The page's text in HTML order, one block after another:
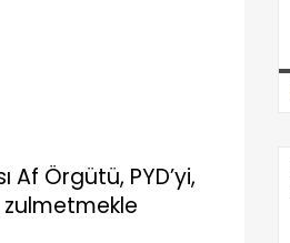
Af Örgütü, PYD’yi,